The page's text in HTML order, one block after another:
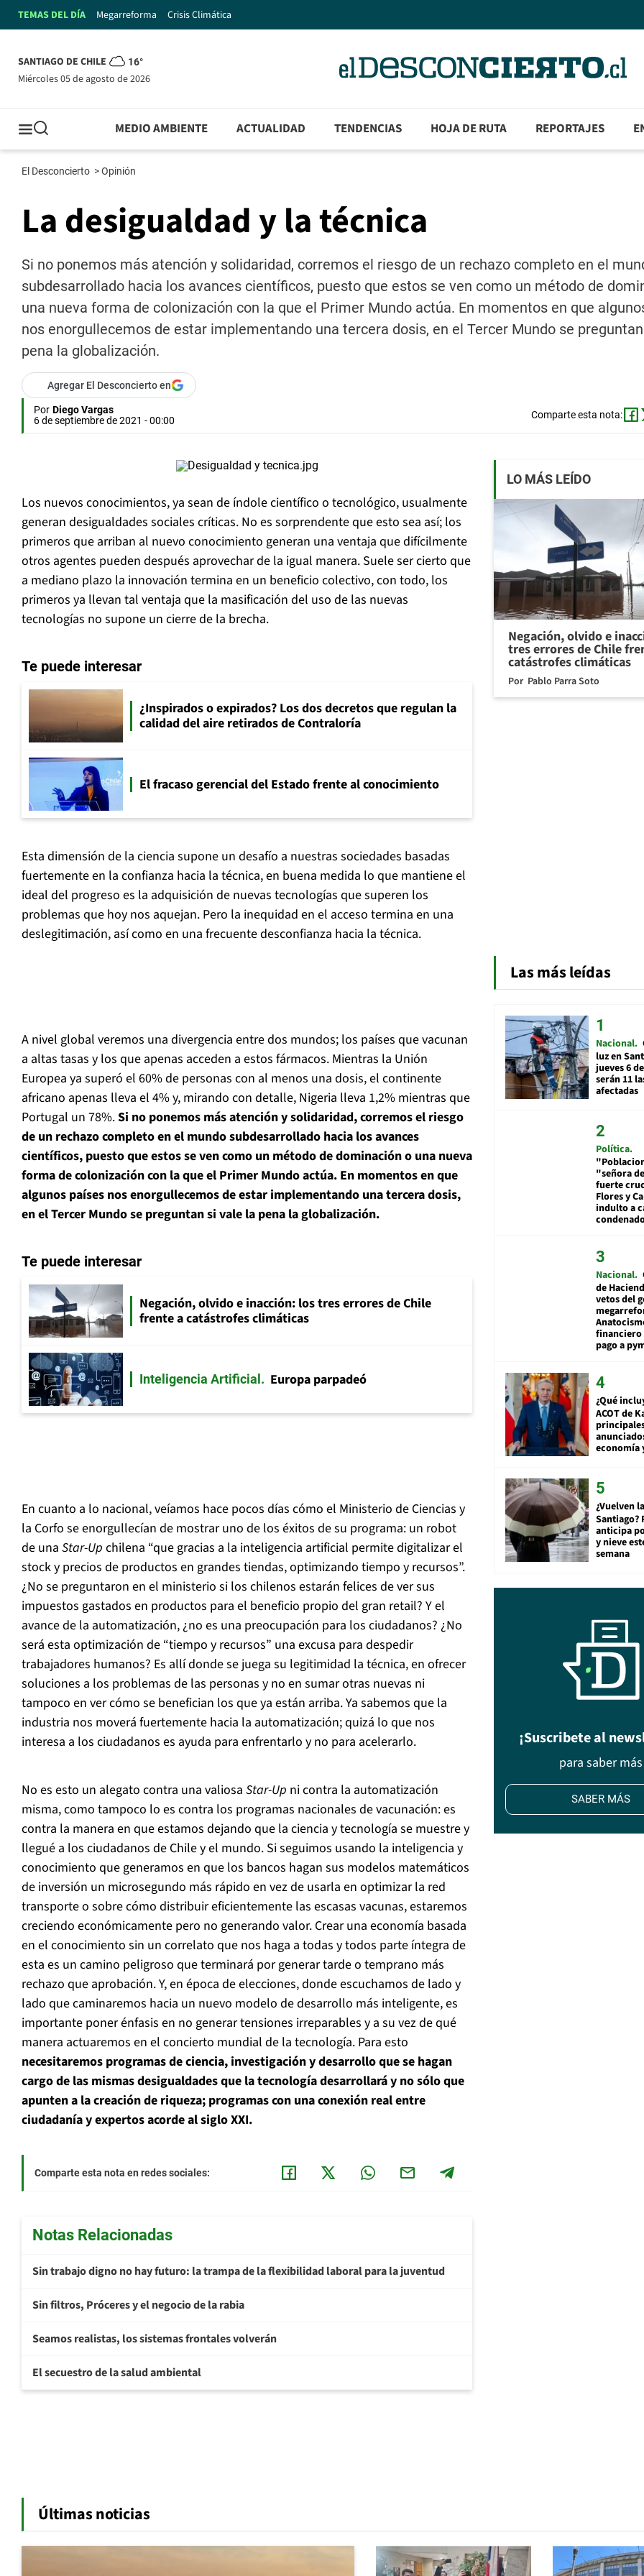
TEMAS DEL DÍA Megarreforma Crisis Climática
SANTIAGO DE CHILE 16°
miércoles 05 de agosto de 2026
MEDIO AMBIENTE ACTUALIDAD TENDENCIAS HOJA DE RUTA REPORTAJES
El Desconcierto >Opinión
La desigualdad y la técnica
Si no ponemos más atención y solidaridad, corremos el riesgo de un rechazo completo en el
subdesarrollado hacia los avances científicos, puesto que estos se ven como un método de
una nueva forma de colonización con la que el Primer Mundo actúa. En momentos en que
nos enorgullecemos de estar implementando una tercera dosis, en el Tercer Mundo se
pena la globalización.
Agregar El Desconcierto en
Por Diego Vargas
6 de septiembre de 2021 - 00:00
Comparte esta nota:
Los nuevos conocimientos, ya sean de índole científico o tecnológico, usualmente
generan desigualdades sociales críticas. No es sorprendente que esto sea así; los
primeros que arriban al nuevo conocimiento generan una ventaja que difícilmente
otros agentes pueden después aprovechar de la igual manera. Suele ser cierto que
a mediano plazo la innovación termina en un beneficio colectivo, con todo, los
primeros ya llevan tal ventaja que la masificación del uso de las nuevas
tecnologías no supone un cierre de la brecha.
Te puede interesar
¿Inspirados o expirados? Los dos decretos que regulan la
calidad del aire retirados de Contraloría
El fracaso gerencial del Estado frente al conocimiento
Esta dimensión de la ciencia supone un desafío a nuestras sociedades basadas
fuertemente en la confianza hacia la técnica, en buena medida lo que mantiene el
ideal del progreso es la adquisición de nuevas tecnologías que superen los
problemas que hoy nos aquejan. Pero la inequidad en el acceso termina en una
deslegitimación, así como en una frecuente desconfianza hacia la técnica.
A nivel global veremos una divergencia entre dos mundos; los países que vacunan
a altas tasas y los que apenas acceden a estos fármacos. Mientras la Unión
Europea ya superó el 60% de personas con al menos una dosis, el continente
africano apenas lleva el 4% y, mirando con detalle, Nigeria lleva 1,2% mientras que
Portugal un 78%.Si no ponemos más atención y solidaridad, corremos el riesgo
de un rechazo completo en el mundo subdesarrollado hacia los avances
científicos, puesto que estos se ven como un método de dominación o una nueva
forma de colonización con la que el Primer Mundo actúa. En momentos en que
algunos países nos enorgullecemos de estar implementando una tercera dosis,
en el Tercer Mundo se preguntan si vale la pena la globalización.
Te puede interesar
Negación, olvido e inacción: los tres errores de Chile
frente a catástrofes climáticas
Inteligencia Artificial Europa parpadeó
En cuanto a lo nacional, veíamos hace pocos días cómo el Ministerio de Ciencias y
la Corfo se enorgullecían de mostrar uno de los éxitos de su programa: un robot
de una Star-Up chilena “que gracias a la inteligencia artificial permite digitalizar el
stock y precios de productos en grandes tiendas, optimizando tiempo y recursos”.
¿No se preguntaron en el ministerio si los chilenos estarán felices de ver sus
impuestos gastados en productos para el beneficio propio del gran retail? Y el
avance de la automatización, ¿no es una preocupación para los ciudadanos? ¿No
será esta optimización de “tiempo y recursos” una excusa para despedir
trabajadores humanos? Es allí donde se juega su legitimidad la técnica, en ofrecer
soluciones a los problemas de las personas y no en sumar otras nuevas ni
tampoco en ver cómo se benefician los que ya están arriba. Ya sabemos que la
industria nos moverá fuertemente hacia la automatización; quizá lo que nos
interesa a los ciudadanos es ayuda para enfrentarlo y no para acelerarlo.
No es esto un alegato contra una valiosa Star-Up ni contra la automatización
misma, como tampoco lo es contra los programas nacionales de vacunación: es
contra la manera en que estamos dejando que la ciencia y tecnología se muestre y
llegué a los ciudadanos de Chile y el mundo. Si seguimos usando la inteligencia y
conocimiento que generamos en que los bancos hagan sus modelos matemáticos
de inversión un microsegundo más rápido en vez de usarla en optimizar la red
transporte o sobre cómo distribuir eficientemente las escasas vacunas, estaremos
creciendo económicamente pero no generando valor. Crear una economía basada
en el conocimiento sin un correlato que nos haga a todas y todos parte íntegra de
esta es un camino peligroso que terminará por generar tarde o temprano más
rechazo que aprobación. Y, en época de elecciones, donde escuchamos de lado y
lado que caminaremos hacia un nuevo modelo de desarrollo más inteligente, es
importante poner énfasis en no generar tensiones irreparables y a su vez de qué
manera actuaremos en el concierto mundial de la tecnología. Para esto
necesitaremos programas de ciencia, investigación y desarrollo que se hagan
cargo de las mismas desigualdades que la tecnología desarrollará y no sólo que
apunten a la creación de riqueza; programas con una conexión real entre
ciudadanía y expertos acorde al siglo XXI.
Comparte esta nota en redes sociales:
Notas Relacionadas
Sin trabajo digno no hay futuro: la trampa de la flexibilidad laboral para la juventud
Sin filtros, Próceres y el negocio de la rabia
Seamos realistas, los sistemas frontales volverán
El secuestro de la salud ambiental
LO MÁS LEÍDO
Negación, olvido e
tres errores de Chile
catástrofes climáticas
Por Pablo Parra Soto
Las más leídas
Nacional
luz en
jueves 6
serán 11
afectadas
Política
"señora
fuerte
Flores y
indulto a
Nacional
de
vetos del
financiero
pago a
¿Qué
ACOT de
economía
¿Vuelven
Santiago?
anticipa
y nieve
semana
¡Suscribete al
para saber más
SABER MÁS
Últimas noticias